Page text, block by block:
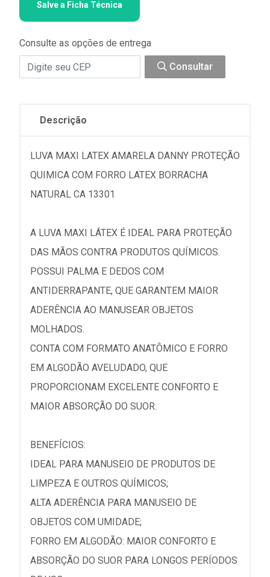
Salve a Ficha Técnica
Consulte as opções de entrega
Consultar
Descrição
LUVA MAXI LATEX AMARELA DANNY PROTEÇÃO
QUIMICA COM FORRO LATEX BORRACHA
NATURAL CA 13301
A LUVA MAXI LÁTEX É IDEAL PARA PROTEÇÃO
DAS MÃOS CONTRA PRODUTOS QUÍMICOS.
POSSUI PALMA E DEDOS COM
ANTIDERRAPANTE, QUE GARANTEM MAIOR
ADERÊNCIA AO MANUSEAR OBJETOS
MOLHADOS.
CONTA COM FORMATO ANATÔMICO E FORRO
EM ALGODÃO AVELUDADO, QUE
PROPORCIONAM EXCELENTE CONFORTO E
MAIOR ABSORÇÃO DO SUOR.
BENEFÍCIOS:
IDEAL PARA MANUSEIO DE PRODUTOS DE
LIMPEZA E OUTROS QUÍMICOS;
ALTA ADERÊNCIA PARA MANUSEIO DE
OBJETOS COM UMIDADE;
FORRO EM ALGODÃO: MAIOR CONFORTO E
ABSORÇÃO DO SUOR PARA LONGOS PERÍODOS